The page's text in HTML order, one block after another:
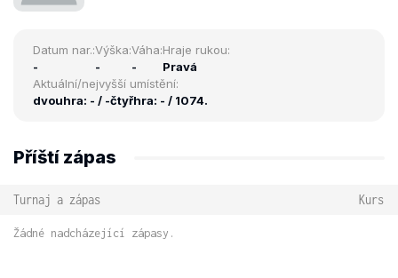
Datum nar.:
-
Výška:
-
Váha:
-
Hraje rukou:
Pravá
Aktuální/nejvyšší umístění:
dvouhra: - / -čtyřhra: - / 1074.
Příští zápas
Turnaj a zápas Kurs
Žádné nadcházející zápasy.